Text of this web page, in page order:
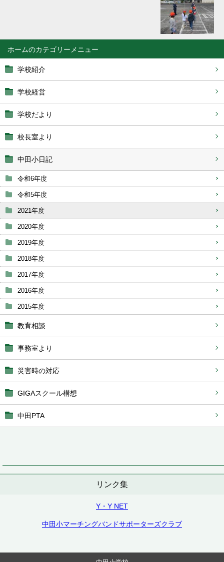
ホーム
学校紹介
学校経営
学校だより
校長室より
中田小日記
令和6年度
令和5年度
2021年度
2020年度
2019年度
2018年度
2017年度
2016年度
2015年度
教育相談
事務室より
災害時の対応
GIGAスクール構想
中田PTA
リンク集
Y・Y NET
中田小マーチングバンドサポーターズクラブ